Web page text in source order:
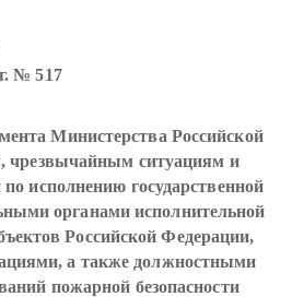
№ 517
Министерства Российской
чрезвычайным ситуациям и
исполнению государственной
органами исполнительной
Российской Федерации,
а также должностными
пожарной безопасности